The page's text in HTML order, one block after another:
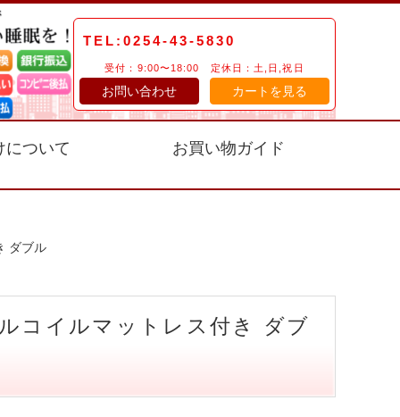
TEL:0254-43-5830
受付：9:00〜18:00 定休日：土,日,祝日
お問い合わせ カートを見る
について お買い物ガイド
ダブル
コイルマットレス付き ダブ